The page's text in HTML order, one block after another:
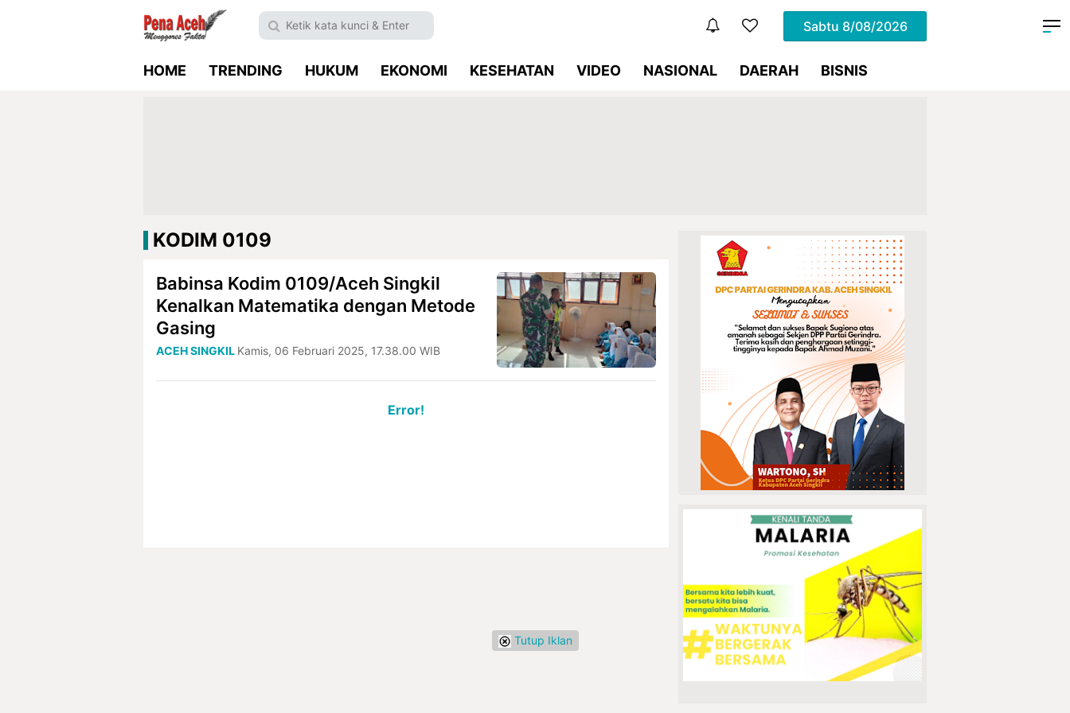
Sabtu 8/08/2026
HOME TRENDING HUKUM EKONOMI KESEHATAN VIDEO NASIONAL DAERAH BISNIS
KODIM 0109
Babinsa Kodim 0109/Aceh Singkil
Kenalkan Matematika dengan Metode
Gasing
ACEH SINGKIL Kamis, 06 Februari 2025, 17.38.00 WIB
Error!
Tutup Iklan